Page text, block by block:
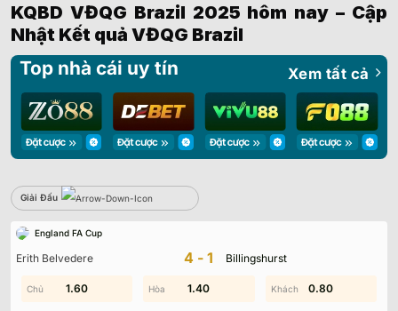
KQBD VĐQG Brazil 2025 hôm nay – Cập
Nhật Kết quả VĐQG Brazil
Top nhà cái uy tín Xem tất cả
Giải Đấu
England FA Cup
Erith Belvedere 4-1 Billingshurst
0.10 1.20 0.10
1.60 1.40 0.80
Sbobet
Không có dữ liệu vui lòng chọn bộ lọc khác